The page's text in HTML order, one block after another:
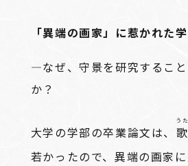
「異端の画家」に惹かれた
―なぜ、守景を研究するこ
か？
大学の学部の卒業論文は、
う
若かったので、異端の画家に